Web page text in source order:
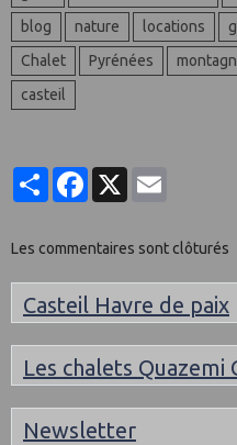
blog
nature locations
Chalet
Pyrénées
casteil
PartagerFacebook
Les commentaires sont clôturés
Casteil Havre de paix
Les chalets Quazemi
Newsletter